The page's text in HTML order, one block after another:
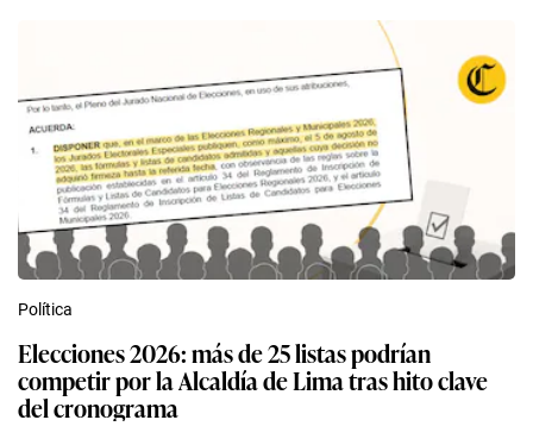
Política
Elecciones 2026: más de 25 listas podrían
competir por la Alcaldía de Lima tras hito clave
del cronograma